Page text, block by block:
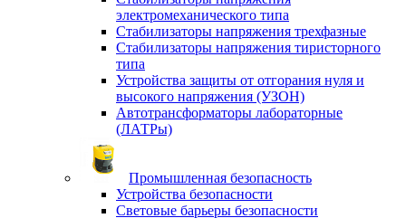
электромеханического типа
Стабилизаторы напряжения трехфазные
Стабилизаторы напряжения тиристорного
типа
Устройства защиты от отгорания нуля и
высокого напряжения (УЗОН)
Автотрансформаторы лабораторные
(ЛАТРы)
Промышленная безопасность
Устройства безопасности
Световые барьеры безопасности